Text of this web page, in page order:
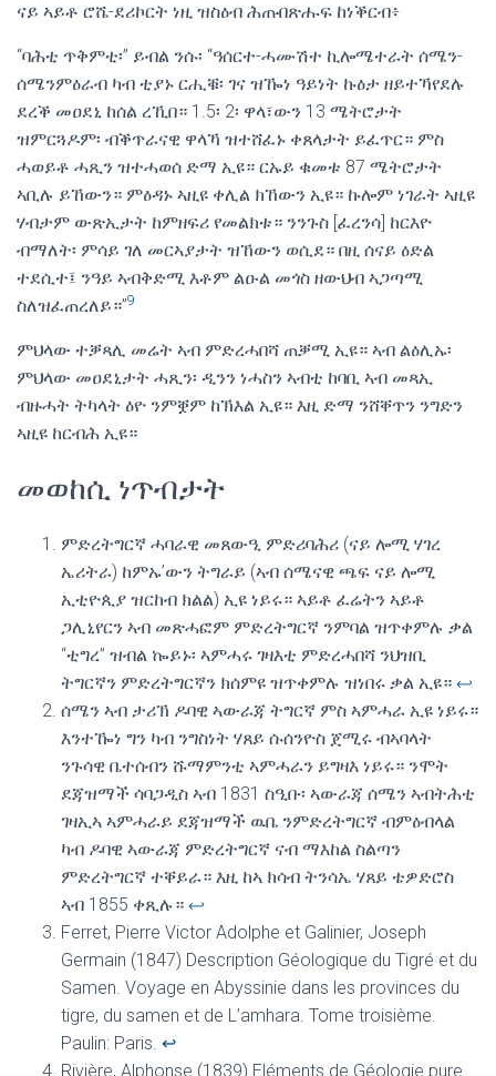
ናይ ኣይቶ ሮሼ-ደሪኮርት ነዚ ዝስዕብ ሕጡበጽሑፍ ከነቕርብ፥
“ባሕቲ ጥቅምቲ፡” ይብል ንሱ፡ “ዓሰርተ-ሓሙሽተ ኪሎሜተራት ሰሜን-
ሰሜንምዕራብ ካብ ቲያኑ ርሒቑ፡ ገና ዝዀነ ዓይነት ኩዕታ ዘይተኻየደሉ
ደረቕ መዐደኒ ከሰል ረኺበ። 1.5፡ 2፡ ዋላ፣ውን 13 ሜትሮታት
ዝምርጓዶም፡ ብቕጥራናዊ ዋላኻ ዝተሸፈኑ ቀጸላታት ይፈጥር። ምስ
ሓወይቶ ሓጺን ዝተሓወሰ ድማ ኢዩ። ርኡይ ቁመቱ 87 ሜትሮታት
ኣቢሉ ይኸውን። ምዕዳኑ ኣዚዩ ቀሊል ክኸውን ኢዩ። ኩሎም ነገራት ኣዚዩ
ሃብታም ውጽኢታት ከምዘፍሪ የመልክቱ። ንንጉስ [ፈረንሳ] ከርእዮ
ብማለት፡ ምሳይ ገለ መርኣያታት ዝኸውን ወሲደ። በዚ ሰናይ ዕድል
ተደሲተ፤ ንዓይ ኣብቅድሚ እቶም ልዑል መጎስ ዘውህብ ኣጋጣሚ
ስለዝፈጠረለይ።”9
ምህላው ተቓጻሊ መሬት ኣብ ምድረሓበሻ ጠቓሚ ኢዩ። ኣብ ልዕሊኡ፡
ምህላው መዐደኒታት ሓጺን፡ ዲንን ነሓስን ኣብቲ ከባቢ ኣብ መጻኢ
ብዙሓት ትካላት ዕዮ ንምቛም ከኽእል ኢዩ። እዚ ድማ ንሸቐጥን ንግድን
ኣዚዩ ከርብሕ ኢዩ።
መወከሲ ነጥብታት
ምድረትግርኛ ሓባራዊ መጸውዒ ምድሪባሕሪ (ናይ ሎሚ ሃገረ
ኤሪትራ) ከምኡ’ውን ትግራይ (ኣብ ሰሜናዊ ጫፍ ናይ ሎሚ
ኢቲዮጲያ ዝርከብ ክልል) ኢዩ ነይሩ። ኣይቶ ፈሬትን ኣይቶ
ጋሊኒየርን ኣብ መጽሓፎም ምድረትግርኛ ንምባል ዝጥቀምሉ ቃል
“ቲግረ” ዝብል ኰይኑ፡ ኣምሓሩ ገዛእቲ ምድረሓበሻ ንህዝቢ
ትግርኛን ምድረትግርኛን ክሰምዩ ዝጥቀምሉ ዝነበሩ ቃል ኢዩ። ↩︎
ሰሜን ኣብ ታሪኽ ዶባዊ ኣውራጃ ትግርኛ ምስ ኣምሓራ ኢዩ ነይሩ።
እንተዀነ ግን ካብ ንግስነት ሃጸይ ሱሰንዮስ ጀሚሩ ብኣባላት
ንጉሳዊ ቤተሰብን ሹማምንቲ ኣምሓራን ይግዛእ ነይሩ። ንሞት
ደጃዝማች ሳባጋዲስ ኣብ 1831 ስዒቡ፡ ኣውራጃ ሰሜን ኣብትሕቲ
ገዛኢኣ ኣምሓራይ ደጃዝማች ዉቤ ንምድረትግርኛ ብምዕብላል
ካብ ዶባዊ ኣውራጃ ምድረትግርኛ ናብ ማእከል ስልጣን
ምድረትግርኛ ተቐይራ። እዚ ከኣ ክሳብ ትንሳኤ ሃጸይ ቴዎድሮስ
ኣብ 1855 ቀጺሉ። ↩︎
Ferret, Pierre Victor Adolphe et Galinier, Joseph
Germain (1847) Description Géologique du Tigré et du
Samen. Voyage en Abyssinie dans les provinces du
tigre, du samen et de L’amhara. Tome troisième.
Paulin: Paris. ↩︎
Rivière, Alphonse (1839) Eléments de Géologie pure